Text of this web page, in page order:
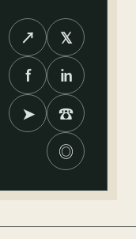
↗
𝕏
f
in
➤
☎
◎